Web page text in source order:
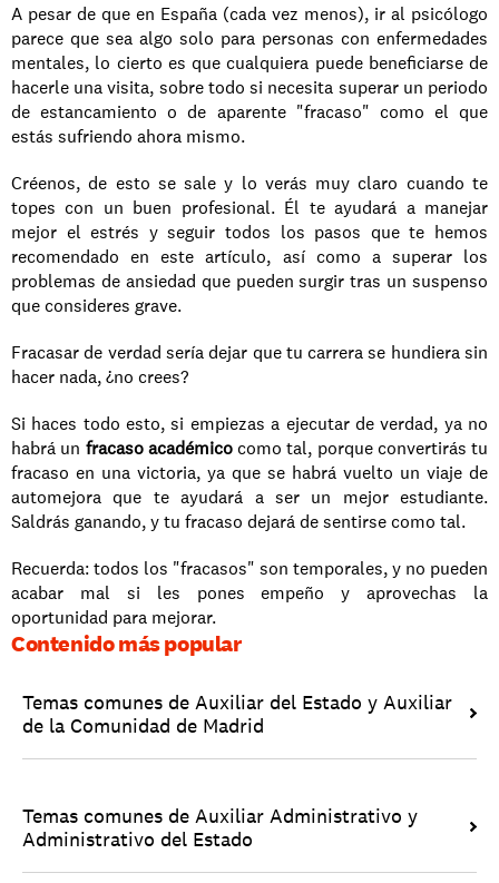
A pesar de que en España (cada vez menos), ir al psicólogo
parece que sea algo solo para personas con enfermedades
mentales, lo cierto es que cualquiera puede beneficiarse de
hacerle una visita, sobre todo si necesita superar un periodo
de estancamiento o de aparente "fracaso" como el que
estás sufriendo ahora mismo.
Créenos, de esto se sale y lo verás muy claro cuando te
topes con un buen profesional. Él te ayudará a manejar
mejor el estrés y seguir todos los pasos que te hemos
recomendado en este artículo, así como a superar los
problemas de ansiedad que pueden surgir tras un suspenso
que consideres grave.
Fracasar de verdad sería dejar que tu carrera se hundiera sin
hacer nada, ¿no crees?
Si haces todo esto, si empiezas a ejecutar de verdad, ya no
habrá un fracaso académico como tal, porque convertirás tu
fracaso en una victoria, ya que se habrá vuelto un viaje de
automejora que te ayudará a ser un mejor estudiante.
Saldrás ganando, y tu fracaso dejará de sentirse como tal.
Recuerda: todos los "fracasos" son temporales, y no pueden
acabar mal si les pones empeño y aprovechas la
oportunidad para mejorar.
Contenido más popular
Temas comunes de Auxiliar del Estado y Auxiliar
de la Comunidad de Madrid
Temas comunes de Auxiliar Administrativo y
Administrativo del Estado